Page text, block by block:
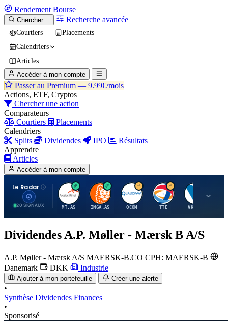
Rendement Bourse
Chercher… Recherche avancée
Courtiers
Placements
Calendriers
Articles
Accéder à mon compte
Passer au Premium — 9.99€/mois
Actions, ETF, Cryptos
Chercher une action
Comparateurs
Courtiers
Placements
Calendriers
Splits
Dividendes IPO
Résultats
Apprendre
Articles
Accéder à mon compte
Le Radar
20 SIGNAUX
A
MT.AS
I
INGA.AS
Q
QCOM
T
TTE VK.PA
Dividendes A.P. Møller - Mærsk B A/S
A.P. Møller - Mærsk A/S MAERSK-B.CO CPH: MAERSK-B
Danemark
DKK Industrie
Ajouter à mon portefeuille Créer une alerte
•
Synthèse Dividendes Finances
•
Sponsorisé